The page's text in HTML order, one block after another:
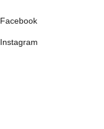
Facebook
Instagram